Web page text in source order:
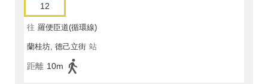
12
往 羅便臣道(循環線)
蘭桂坊, 德己立街 站
距離 10m